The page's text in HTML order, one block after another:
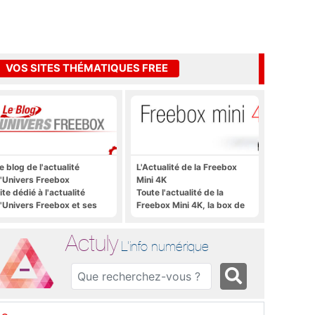
VOS SITES THÉMATIQUES FREE
blog de l'actualité
Freebox
dédié à l'actualité
Freebox et ses
thématiques Actuly, à
Freezone, etc.
L'Actualité de la Freebox
Mini 4K
Toute l'actualité de la
Freebox Mini 4K, la box de
Actuly L'info numérique